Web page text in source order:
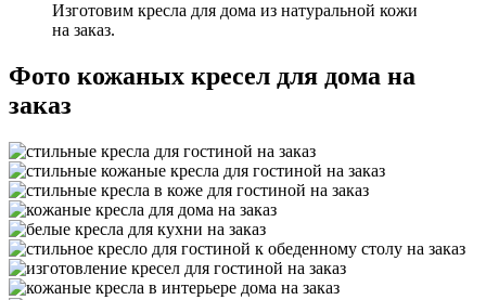
Изготовим кресла для дома из натуральной кожи
на заказ.
Фото кожаных кресел для дома на
заказ